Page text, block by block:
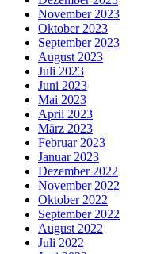
November 2023
Oktober 2023
September 2023
August 2023
Juli 2023
Juni 2023
Mai 2023
April 2023
März 2023
Februar 2023
Januar 2023
Dezember 2022
November 2022
Oktober 2022
September 2022
August 2022
Juli 2022